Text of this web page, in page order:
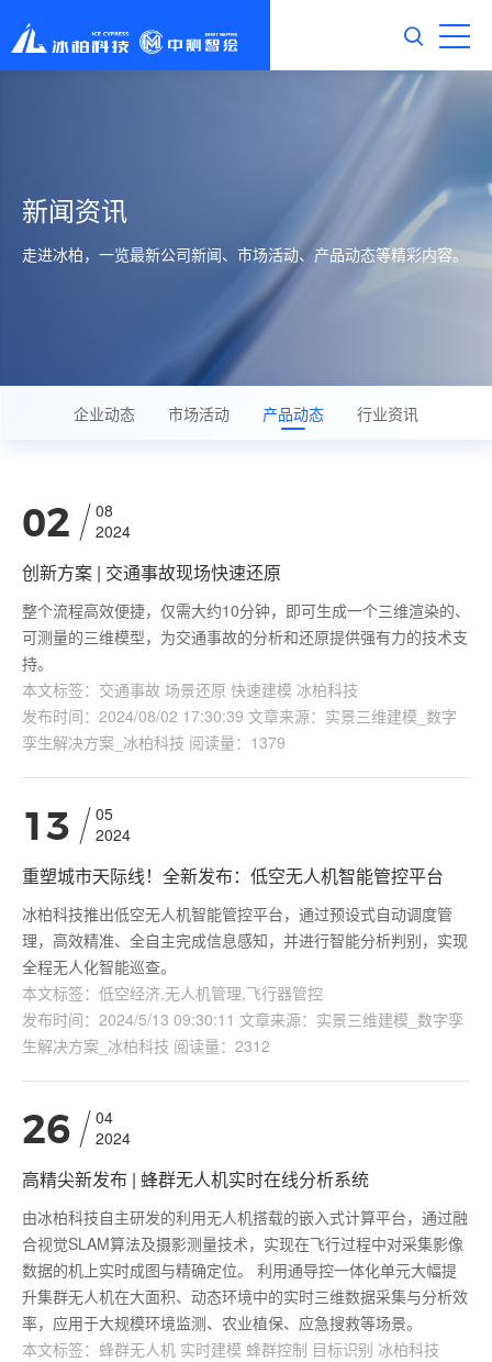
新闻资讯
走进冰柏，一览最新公司新闻、市场活动、产品动态等精彩内容。
企业动态 市场活动 产品动态 行业资讯
02
08
2024
创新方案 | 交通事故现场快速还原
整个流程高效便捷，仅需大约10分钟，即可生成一个三维渲染的、
可测量的三维模型，为交通事故的分析和还原提供强有力的技术支
持。
本文标签：交通事故 场景还原 快速建模 冰柏科技
发布时间：2024/08/02 17:30:39 文章来源：实景三维建模_数字
孪生解决方案_冰柏科技 阅读量：1379
13
05
2024
重塑城市天际线！全新发布：低空无人机智能管控平台
冰柏科技推出低空无人机智能管控平台，通过预设式自动调度管
理，高效精准、全自主完成信息感知，并进行智能分析判别，实现
全程无人化智能巡查。
本文标签：低空经济,无人机管理,飞行器管控
发布时间：2024/5/13 09:30:11 文章来源：实景三维建模_数字孪
生解决方案_冰柏科技 阅读量：2312
26
04
2024
高精尖新发布 | 蜂群无人机实时在线分析系统
由冰柏科技自主研发的利用无人机搭载的嵌入式计算平台，通过融
合视觉SLAM算法及摄影测量技术，实现在飞行过程中对采集影像
数据的机上实时成图与精确定位。 利用通导控一体化单元大幅提
升集群无人机在大面积、动态环境中的实时三维数据采集与分析效
率，应用于大规模环境监测、农业植保、应急搜救等场景。
本文标签：蜂群无人机 实时建模 蜂群控制 目标识别 冰柏科技